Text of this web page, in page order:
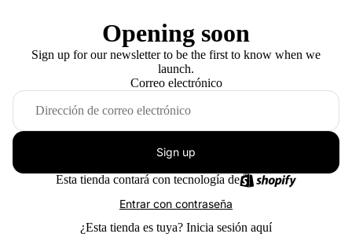
Opening soon
Sign up for our newsletter to be the first to know when we
launch.
Correo electrónico
Sign up
Esta tienda contará con tecnología de
Entrar con contraseña
¿Esta tienda es tuya? Inicia sesión aquí